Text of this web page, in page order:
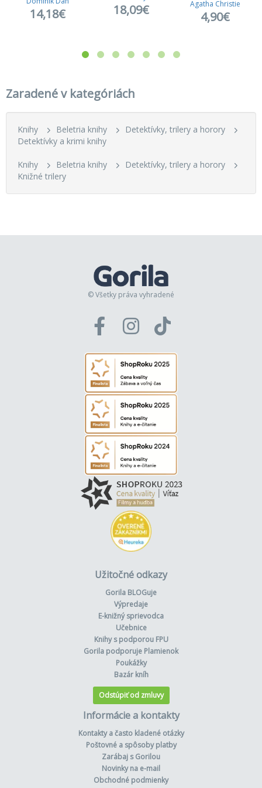
14,18€ 18,09€ Agatha Christie
4,90€
Zaradené v kategóriách
Knihy Beletria knihy
Detektívky, trilery a horory
Detektívky a krimi knihy
Knihy Beletria knihy
Detektívky, trilery a horory
Knižné trilery
© Všetky práva vyhradené
Užitočné odkazy
Gorila BLOGuje
Výpredaje
E-knižný sprievodca
Učebnice
Knihy s podporou FPU
Gorila podporuje Plamienok
Poukážky
Bazár kníh
Odstúpiť od zmluvy
Informácie a kontakty
Kontakty a často kladené otázky
Poštovné a spôsoby platby
Zarábaj s Gorilou
Novinky na e-mail
Obchodné podmienky